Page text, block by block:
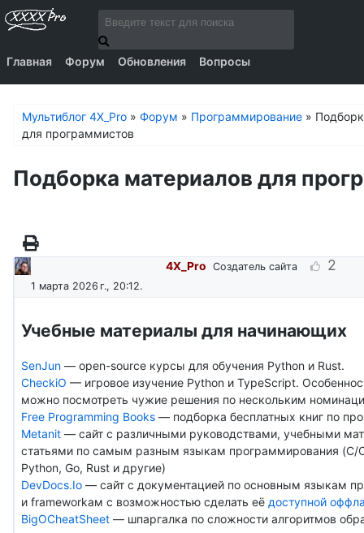
Главная Форум Обновления Вопросы
Мультиблог 4X_Pro » Форум » Программирование »
для программистов
Подборка материалов для
4X_Pro Создатель сайта 2
1 марта 2026 г., 20:12.
Учебные материалы для начинающих
SenJun — open-source курсы для обучения Python и Rust.
CheckiO — игровое изучение Python и TypeScript.
можно посмотреть чужие решения по нескольким
Free Programming Books — подборка бесплатных книг по
Metanit — сайт с различными руководствами, учебными
статьями по самым разным языкам программирования (C/
Python, Go, Rust и другие)
DevDocs.Io — сайт с документацией по основным языкам
и frameworkам с возможностью сделать её доступной
BigOCheatSheet — шпаргалка по сложности алгоритмов